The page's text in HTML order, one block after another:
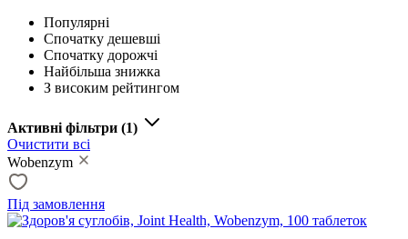
Популярні
Спочатку дешевші
Спочатку дорожчі
Найбільша знижка
З високим рейтингом
Активні фільтри (1)
Очистити всі
Wobenzym
Під замовлення